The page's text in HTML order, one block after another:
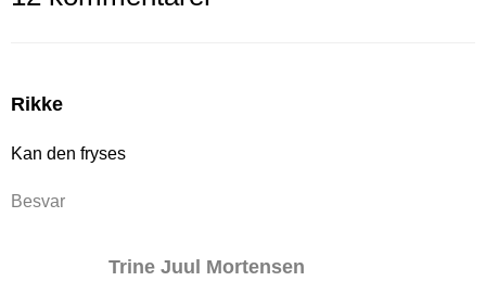
Rikke
Kan den fryses
Besvar
Trine Juul Mortensen